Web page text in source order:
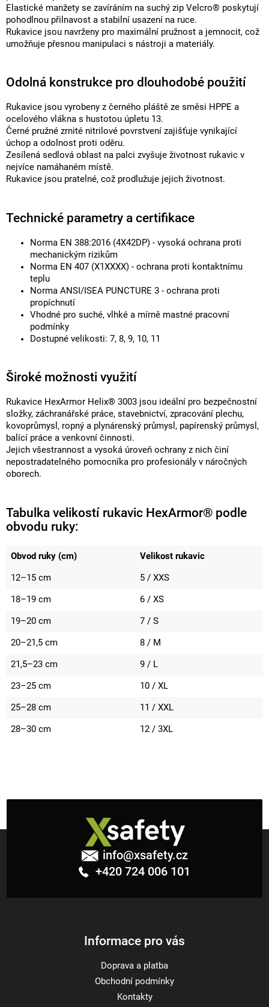
Elastické manžety se zavíráním na suchý zip Velcro® poskytují
pohodlnou přilnavost a stabilní usazení na ruce.
Rukavice jsou navrženy pro maximální pružnost a jemnocit, což
umožňuje přesnou manipulaci s nástroji a materiály.
Odolná konstrukce pro dlouhodobé použití
Rukavice jsou vyrobeny z černého pláště ze směsi HPPE a
ocelového vlákna s hustotou úpletu 13.
Černé pružné zrnité nitrilové povrstvení zajišťuje vynikající
úchop a odolnost proti oděru.
Zesílená sedlová oblast na palci zvyšuje životnost rukavic v
nejvíce namáhaném místě.
Rukavice jsou pratelné, což prodlužuje jejich životnost.
Technické parametry a certifikace
Norma EN 388:2016 (4X42DP) - vysoká ochrana proti
mechanickým rizikům
Norma EN 407 (X1XXXX) - ochrana proti kontaktnímu
teplu
Norma ANSI/ISEA PUNCTURE 3 - ochrana proti
propíchnutí
Vhodné pro suché, vlhké a mírně mastné pracovní
podmínky
Dostupné velikosti: 7, 8, 9, 10, 11
Široké možnosti využití
Rukavice HexArmor Helix® 3003 jsou ideální pro bezpečnostní
složky, záchranářské práce, stavebnictví, zpracování plechu,
kovoprůmysl, ropný a plynárenský průmysl, papírenský průmysl,
balící práce a venkovní činnosti.
Jejich všestrannost a vysoká úroveň ochrany z nich činí
nepostradatelného pomocníka pro profesionály v náročných
oborech.
Tabulka velikostí rukavic HexArmor® podle
obvodu ruky:
Obvod ruky (cm) Velikost rukavic
12–15 cm 5 / XXS
18–19 cm 6 / XS
19–20 cm 7 / S
20–21,5 cm 8 / M
21,5–23 cm 9 / L
23–25 cm 10 / XL
25–28 cm 11 / XXL
28–30 cm 12 / 3XL
info@xsafety.cz
+420 724 006 101
Informace pro vás
Doprava a platba
Obchodní podmínky
Kontakty